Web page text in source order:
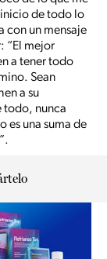
inicio de todo lo
con un mensaje
“El mejor
a tener todo
Sean
a su
todo, nunca
es una suma de